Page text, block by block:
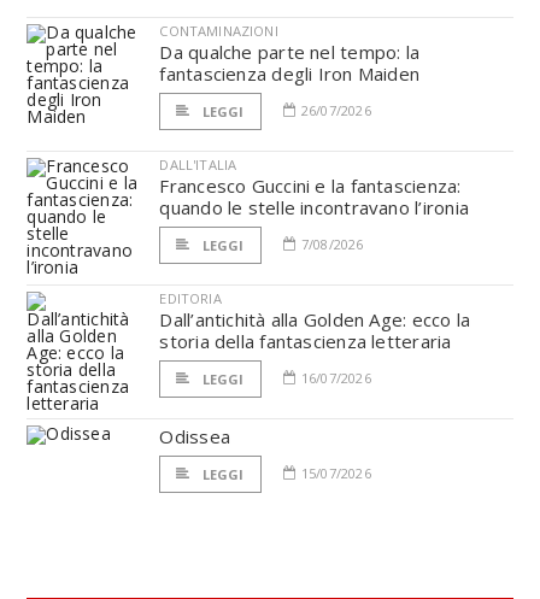
CONTAMINAZIONI
Da qualche parte nel tempo: la
fantascienza degli Iron Maiden
LEGGI 26/07/2026
DALL'ITALIA
Francesco Guccini e la fantascienza:
quando le stelle incontravano l’ironia
LEGGI 7/08/2026
EDITORIA
Dall’antichità alla Golden Age: ecco la
storia della fantascienza letteraria
LEGGI 16/07/2026
Odissea
LEGGI 15/07/2026